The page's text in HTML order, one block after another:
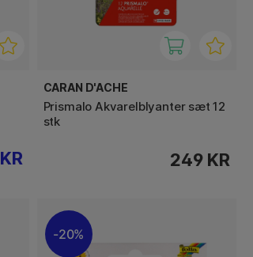
CARAN D'ACHE
Prismalo Akvarelblyanter sæt 12
stk
249 KR
20%